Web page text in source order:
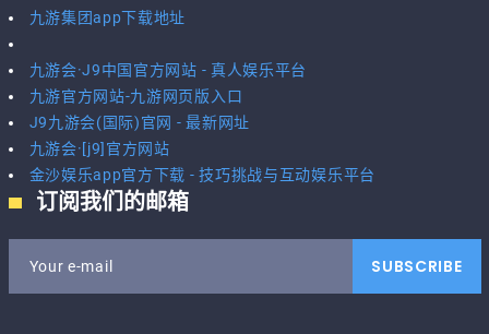
九游集团app下载地址
九游会·J9中国官方网站 - 真人娱乐平台
九游官方网站-九游网页版入口
J9九游会(国际)官网 - 最新网址
九游会·[j9]官方网站
金沙娱乐app官方下载 - 技巧挑战与互动娱乐平台
订阅我们的邮箱
Your e-mail SUBSCRIBE